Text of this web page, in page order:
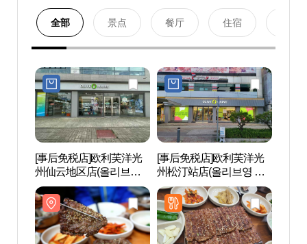
全部 景点 餐厅 住宿
[事后免税店]欧利芙洋光
州仙云地区店(올리브영
광주선운지구점)
[事后免税店]欧利芙洋光
州松汀站店(올리브영 광
주송정역점)